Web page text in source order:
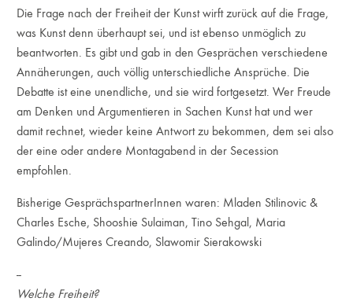
Die Frage nach der Freiheit der Kunst wirft zurück auf die Frage,
was Kunst denn überhaupt sei, und ist ebenso unmöglich zu
beantworten. Es gibt und gab in den Gesprächen verschiedene
Annäherungen, auch völlig unterschiedliche Ansprüche. Die
Debatte ist eine unendliche, und sie wird fortgesetzt. Wer Freude
am Denken und Argumentieren in Sachen Kunst hat und wer
damit rechnet, wieder keine Antwort zu bekommen, dem sei also
der eine oder andere Montagabend in der Secession
empfohlen.
Bisherige GesprächspartnerInnen waren: Mladen Stilinovic &
Charles Esche, Shooshie Sulaiman, Tino Sehgal, Maria
Galindo/Mujeres Creando, Slawomir Sierakowski
--
Welche Freiheit?